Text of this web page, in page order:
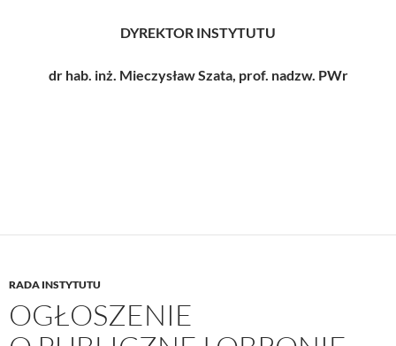
DYREKTOR INSTYTUTU
dr hab. inż. Mieczysław Szata, prof. nadzw. PWr
RADA INSTYTUTU
OGŁOSZENIE